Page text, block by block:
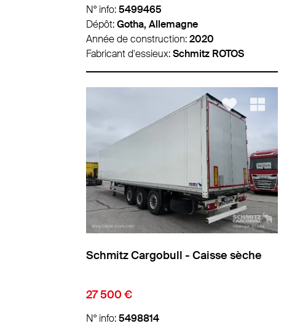
N° info:5499465
Dépôt:Gotha, Allemagne
Année de construction:2020
Fabricant d'essieux:Schmitz ROTOS
Schmitz Cargobull - Caisse sèche
27 500 €
N° info:5498814